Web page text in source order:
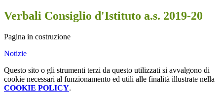
Verbali Consiglio d'Istituto a.s. 2019-20
Pagina in costruzione
Notizie
Questo sito o gli strumenti terzi da questo utilizzati si avvalgono di
cookie necessari al funzionamento ed utili alle finalità illustrate nella
COOKIE POLICY.